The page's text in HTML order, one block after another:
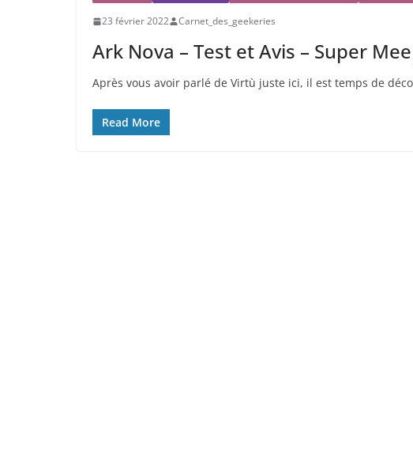
23 février 2022 Carnet_des_geekeries
Ark Nova – Test et Avis – Super
Après vous avoir parlé de Virtù juste ici, il est temps de
Read More